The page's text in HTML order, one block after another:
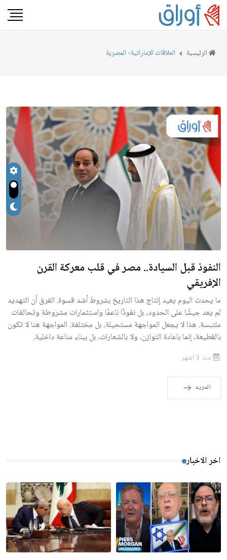
الرئيسية العلاقات الإماراتية- المصرية
النفوذ قبل السيادة.. مصر في قلب معركة القرن
الإفريقي
ما يحدث اليوم يعيد إنتاج هذا التاريخ بشروط أشد قسوة. الفرق أن التهديد
لم يعد جيشًا على الحدود، بل نفوذًا ناعمًا واستثمارات مشروطة وتحالفات
ملتبسة. هذا لا يجعل المواجهة مستحيلة، بل مختلفة. المواجهة هنا لا تكون
بالقطيعة، إنما باعادة التوازن، ولا بالشعارات، بل ببناء مناعة داخلية.
منذ 5 أشهر
المزيد
اخر الاخبار